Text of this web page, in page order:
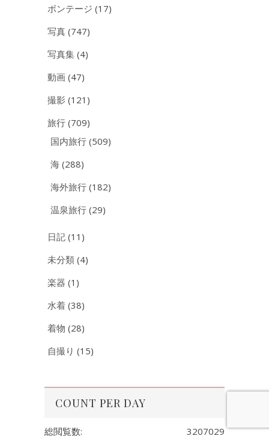
ボンテージ (17)
写真 (747)
写真集 (4)
動画 (47)
撮影 (121)
旅行 (709)
国内旅行 (509)
海 (288)
海外旅行 (182)
温泉旅行 (29)
日記 (11)
未分類 (4)
楽器 (1)
水着 (38)
着物 (28)
自撮り (15)
COUNT PER DAY
3207029
総閲覧数: